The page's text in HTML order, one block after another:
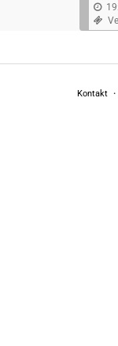
Kontakt